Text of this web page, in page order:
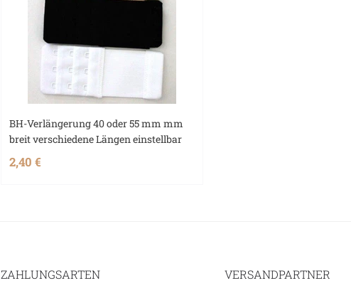
BH-Verlängerung 40 oder 55 mm mm
breit verschiedene Längen einstellbar
2,40 €
ZAHLUNGSARTEN VERSANDPARTNER